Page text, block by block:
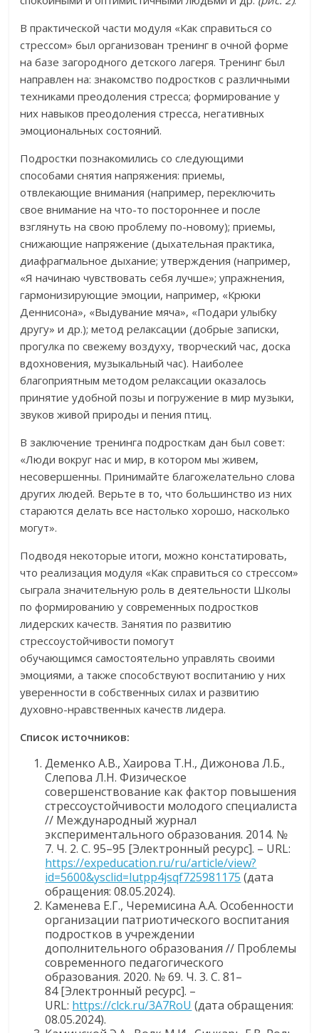
В практической части модуля «Как справиться со
стрессом» был организован тренинг в очной форме
на базе загородного детского лагеря. Тренинг был
направлен на: знакомство подростков с различными
техниками преодоления стресса; формирование у
них навыков преодоления стресса, негативных
эмоциональных состояний.
Подростки познакомились со следующими
способами снятия напряжения: приемы,
отвлекающие внимания (например, переключить
свое внимание на что-то постороннее и после
взглянуть на свою проблему по-новому); приемы,
снижающие напряжение (дыхательная практика,
диафрагмальное дыхание; утверждения (например,
«Я начинаю чувствовать себя лучше»; упражнения,
гармонизирующие эмоции, например, «Крюки
Деннисона», «Выдувание мяча», «Подари улыбку
другу» и др.); метод релаксации (добрые записки,
прогулка по свежему воздуху, творческий час, доска
вдохновения, музыкальный час). Наиболее
благоприятным методом релаксации оказалось
принятие удобной позы и погружение в мир музыки,
звуков живой природы и пения птиц.
В заключение тренинга подросткам дан был совет:
«Люди вокруг нас и мир, в котором мы живем,
несовершенны. Принимайте благожелательно слова
других людей. Верьте в то, что большинство из них
стараются делать все настолько хорошо, насколько
могут».
Подводя некоторые итоги, можно констатировать,
что реализация модуля «Как справиться со стрессом»
сыграла значительную роль в деятельности Школы
по формированию у современных подростков
лидерских качеств. Занятия по развитию
стрессоустойчивости помогут
обучающимся самостоятельно управлять своими
эмоциями, а также способствуют воспитанию у них
уверенности в собственных силах и развитию
духовно-нравственных качеств лидера.
Список источников:
Деменко А.В., Хаирова Т.Н., Дижонова Л.Б.,
Слепова Л.Н. Физическое
совершенствование как фактор повышения
стрессоустойчивости молодого специалиста
// Международный журнал
экспериментального образования. 2014. №
7. Ч. 2. С. 95–95 [Электронный ресурс]. – URL:
https://expeducation.ru/ru/article/view?
id=5600&ysclid=lutpp4jsqf725981175 (дата
обращения: 08.05.2024).
Каменева Е.Г., Черемисина А.А. Особенности
организации патриотического воспитания
подростков в учреждении
дополнительного образования // Проблемы
современного педагогического
образования. 2020. № 69. Ч. 3. С. 81–
84 [Электронный ресурс]. –
URL: https://clck.ru/3A7RoU (дата обращения:
08.05.2024).